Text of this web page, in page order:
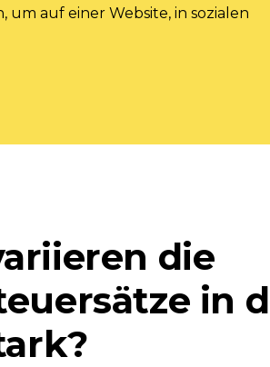
um auf einer Website, in sozialen
die
in